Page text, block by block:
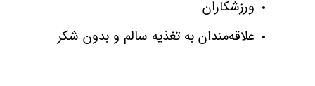
ورزشکاران
علاقه‌مندان به تغذیه سالم و بدون شکر